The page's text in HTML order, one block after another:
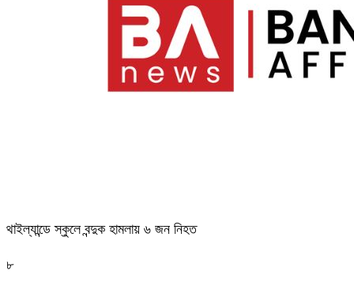
থাইল্যান্ডে স্কুলে বন্দুক হামলায় ৬ জন নিহত
৮